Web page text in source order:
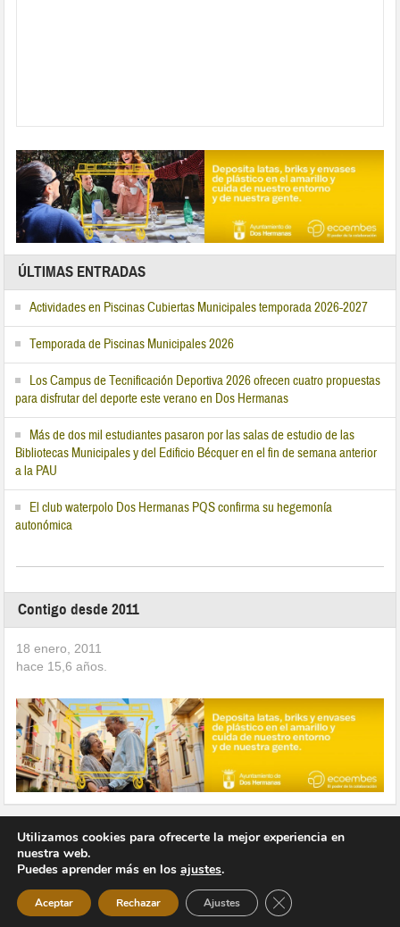
ÚLTIMAS ENTRADAS
Actividades en Piscinas Cubiertas Municipales temporada 2026-2027
Temporada de Piscinas Municipales 2026
Los Campus de Tecnificación Deportiva 2026 ofrecen cuatro propuestas
para disfrutar del deporte este verano en Dos Hermanas
Más de dos mil estudiantes pasaron por las salas de estudio de las
Bibliotecas Municipales y del Edificio Bécquer en el fin de semana anterior
a la PAU
El club waterpolo Dos Hermanas PQS confirma su hegemonía
autonómica
Contigo desde 2011
18 enero, 2011
hace 15,6 años.
Copyright © 2026 Vivir en Montequinto Periódico Digital
Utilizamos cookies para ofrecerte la mejor experiencia en
nuestra web.
Puedes aprender más en los ajustes.
Aceptar Rechazar Ajustes Cerrar el banner de